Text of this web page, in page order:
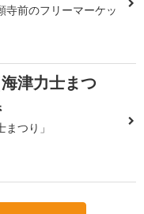
寺前のフリーマーケッ
津力士まつ
つり」